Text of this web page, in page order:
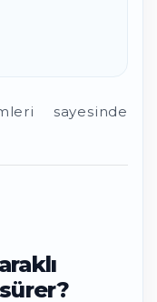
sayesinde